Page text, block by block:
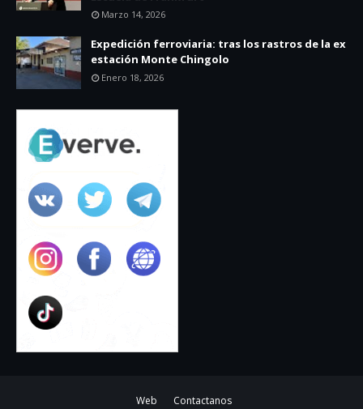
Marzo 14, 2026
Expedición ferroviaria: tras los rastros de la ex
estación Monte Chingolo
Enero 18, 2026
Web Contactanos